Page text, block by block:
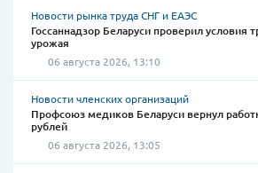
Новости рынка труда СНГ и ЕАЭС
Госсаннадзор Беларуси проверил условия
урожая
06 августа 2026, 13:10
Новости членских организаций
Профсоюз медиков Беларуси вернул
рублей
06 августа 2026, 13:05